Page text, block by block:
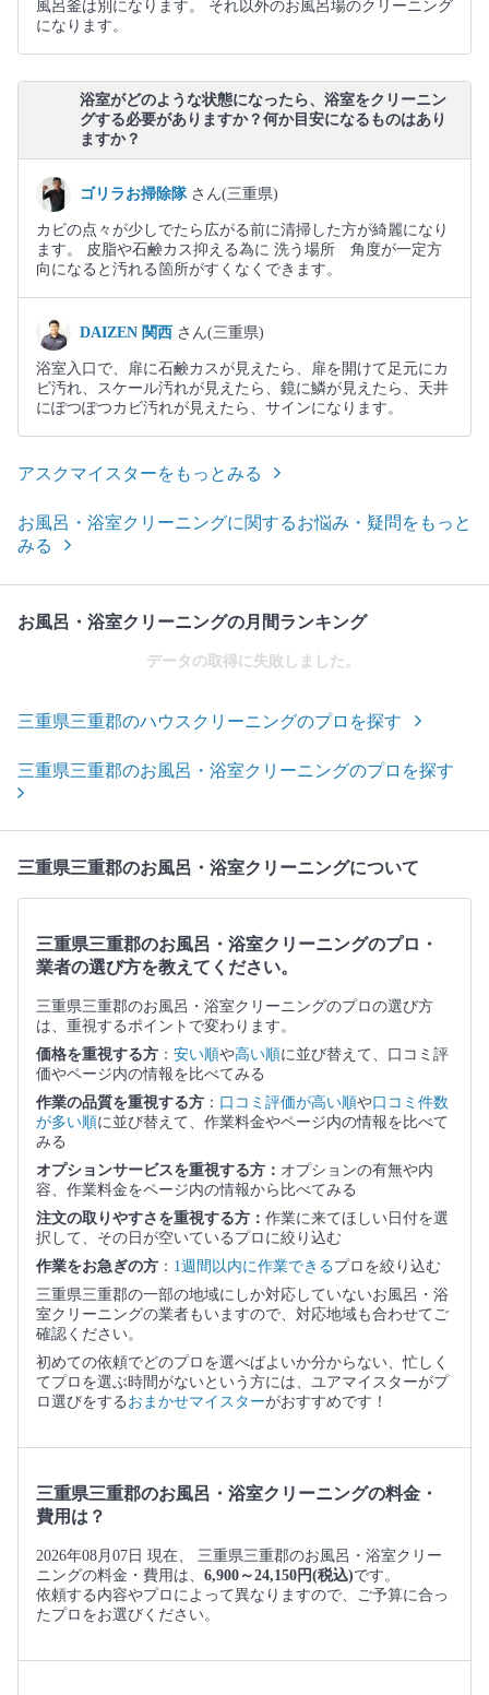
風呂釜は別になります。 それ以外のお風呂場のクリーニング
になります。
浴室がどのような状態になったら、浴室をクリーニン
グする必要がありますか？何か目安になるものはあり
ますか？
ゴリラお掃除隊 さん(三重県)
カビの点々が少しでたら広がる前に清掃した方が綺麗になり
ます。 皮脂や石鹸カス抑える為に 洗う場所 角度が一定方
向になると汚れる箇所がすくなくできます。
DAIZEN 関西 さん(三重県)
浴室入口で、扉に石鹸カスが見えたら、扉を開けて足元にカ
ビ汚れ、スケール汚れが見えたら、鏡に鱗が見えたら、天井
にぽつぽつカビ汚れが見えたら、サインになります。
アスクマイスターをもっとみる
お風呂・浴室クリーニングに関するお悩み・疑問をもっと
みる
お風呂・浴室クリーニングの月間ランキング
データの取得に失敗しました。
三重県三重郡のハウスクリーニングのプロを探す
三重県三重郡のお風呂・浴室クリーニングのプロを探す
三重県三重郡のお風呂・浴室クリーニングについて
三重県三重郡のお風呂・浴室クリーニングのプロ・
業者の選び方を教えてください。
三重県三重郡のお風呂・浴室クリーニングのプロの選び方
は、重視するポイントで変わります。
価格を重視する方 ： 安い順や高い順に並び替えて、口コミ評
価やページ内の情報を比べてみる
作業の品質を重視する方 ： 口コミ評価が高い順や口コミ件数
が多い順に並び替えて、作業料金やページ内の情報を比べて
みる
オプションサービスを重視する方： オプションの有無や内
容、作業料金をページ内の情報から比べてみる
注文の取りやすさを重視する方： 作業に来てほしい日付を選
択して、その日が空いているプロに絞り込む
作業をお急ぎの方 ： 1週間以内に作業できるプロを絞り込む
三重県三重郡の一部の地域にしか対応していないお風呂・浴
室クリーニングの業者もいますので、対応地域も合わせてご
確認ください。
初めての依頼でどのプロを選べばよいか分からない、忙しく
てプロを選ぶ時間がないという方には、ユアマイスターがプ
ロ選びをする おまかせマイスターがおすすめです！
三重県三重郡のお風呂・浴室クリーニングの料金・
費用は？
2026年08月07日 現在、 三重県三重郡のお風呂・浴室クリー
ニングの料金・費用は、 6,900～24,150円(税込)です。
依頼する内容やプロによって異なりますので、ご予算に合っ
たプロをお選びください。